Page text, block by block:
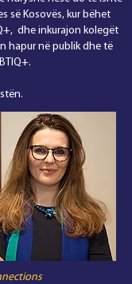
së Kosovës, kur bëhet
dhe inkurajon kolegët
hapur në publik dhe të